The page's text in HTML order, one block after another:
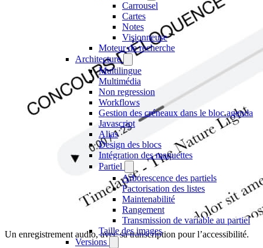
Carrousel
Cartes
Notes
Visionneuse
Moteur de recherche
Architecture
Multilingue
Multimédia
Non regression
Workflows
Gestion des créneaux dans le bloc agenda
Javascript
Alias
Design des blocs
Intégration des maquettes
Partiel
Arborescence des partiels
Factorisation des listes
Maintenabilité
Rangement
Transmission de variable au partiel
Taille des images
Versions
Un enregistrement audio, avec sa transcription pour l’accessibilité.